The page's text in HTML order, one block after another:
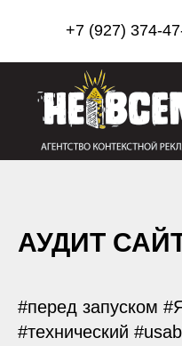
+7 (927) 374-
АУДИТ
#перед запуском
#технический